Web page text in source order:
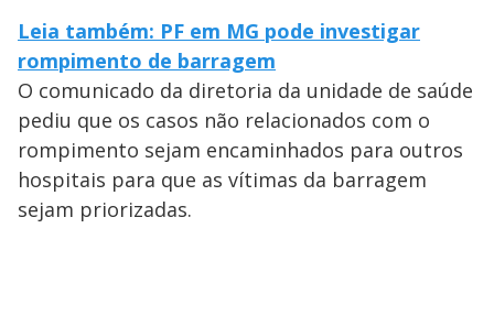
Leia também: PF em MG pode investigar
rompimento de barragem
O comunicado da diretoria da unidade de saúde
pediu que os casos não relacionados com o
rompimento sejam encaminhados para outros
hospitais para que as vítimas da barragem
sejam priorizadas.